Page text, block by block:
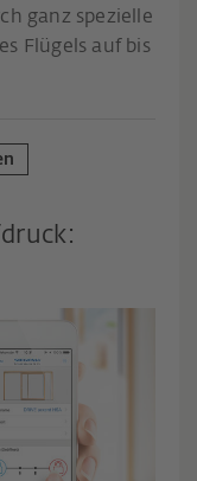
ganz spezielle
Flügels auf bis